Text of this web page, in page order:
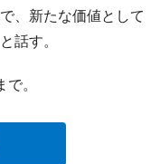
、新たな価値として
話す。
。